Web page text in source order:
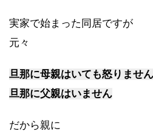
実家で始まった同居ですが
元々
旦那に母親はいても怒りません
旦那に父親はいません
だから親に